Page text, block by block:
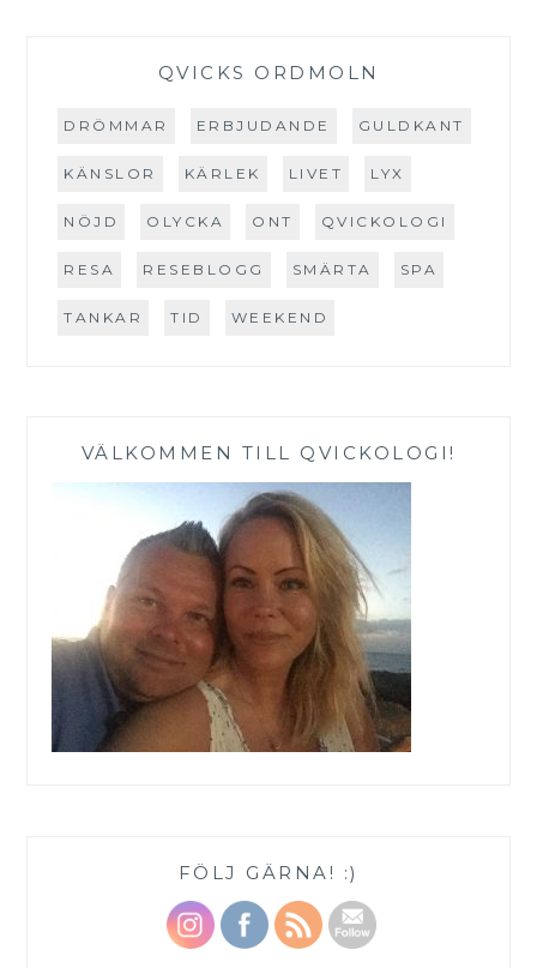
QVICKS ORDMOLN
DRÖMMAR ERBJUDANDE GULDKANT
KÄNSLOR KÄRLEK LIVET LYX
NÖJD OLYCKA ONT QVICKOLOGI
RESA RESEBLOGG SMÄRTA SPA
TANKAR TID WEEKEND
VÄLKOMMEN TILL QVICKOLOGI!
FÖLJ GÄRNA! :)